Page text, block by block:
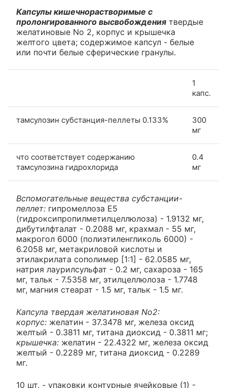
Капсулы кишечнорастворимые с
пролонгированного высвобождения твердые
желатиновые No 2, корпус и крышечка
желтого цвета; содержимое капсул - белые
или почти белые сферические гранулы.
1
капс.
тамсулозин субстанция-пеллеты 0.133%
300
мг
что соответствует содержанию
тамсулозина гидрохлорида
0.4
мг
Вспомогательные вещества субстанции-
пеллет: гипромеллоза E5
(гидроксипропилметилцеллюлоза) - 1.9132 мг,
дибутилфталат - 0.2088 мг, крахмал - 55 мг,
макрогол 6000 (полиэтиленгликоль 6000) -
6.2058 мг, метакриловой кислоты и
этилакрилата сополимер [1:1] - 62.0585 мг,
натрия лаурилсульфат - 0.2 мг, сахароза - 165
мг, тальк - 7.5358 мг, этилцеллюлоза - 1.7748
мг, магния стеарат - 1.5 мг, тальк - 1.5 мг.
Капсула твердая желатиновая No2:
корпус: желатин - 37.3478 мг, железа оксид
желтый - 0.3811 мг, титана диоксид - 0.3811 мг;
крышечка: желатин - 22.4322 мг, железа оксид
желтый - 0.2289 мг, титана диоксид - 0.2289
мг.
10 шт. - упаковки контурные ячейковые (1) -